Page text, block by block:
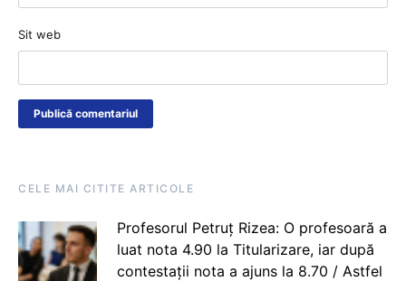
Sit web
CELE MAI CITITE ARTICOLE
Profesorul Petruț Rizea: O profesoară a
luat nota 4.90 la Titularizare, iar după
contestații nota a ajuns la 8.70 / Astfel